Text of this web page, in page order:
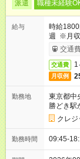
派遣 職種未経験
給与
時給
週 ※月収
交通
交通費 1
月収例
勤務地
東京都中
勝どき駅
クレジ
勤務時間 09:45-